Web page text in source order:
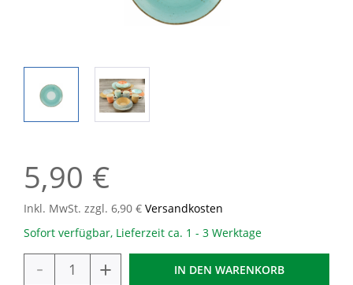
5,90 €
Inkl. MwSt. zzgl. 6,90 € Versandkosten
Sofort verfügbar, Lieferzeit ca. 1 - 3 Werktage
- + IN DEN WARENKORB